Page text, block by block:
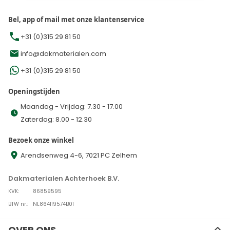
Bel, app of mail met onze klantenservice
+31 (0)315 29 81 50
info@dakmaterialen.com
+31 (0)315 29 81 50
Openingstijden
Maandag - Vrijdag: 7.30 - 17.00
Zaterdag: 8.00 - 12.30
Bezoek onze winkel
Arendsenweg 4-6, 7021 PC Zelhem
Dakmaterialen Achterhoek B.V.
KVK:
86859595
BTW nr.:
NL864119574B01